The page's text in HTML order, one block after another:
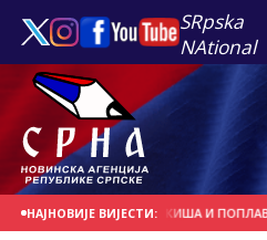
SRpska
NAtional
НАЈНОВИЈЕ ВИЈЕСТИ:
ЗБОГ ОБИЛНИХ КИША И ПОПЛАВА